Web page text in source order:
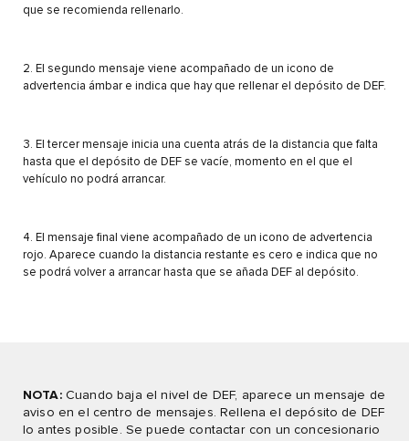
que se recomienda rellenarlo.
2. El segundo mensaje viene acompañado de un icono de
advertencia ámbar e indica que hay que rellenar el depósito de DEF.
3. El tercer mensaje inicia una cuenta atrás de la distancia que falta
hasta que el depósito de DEF se vacíe, momento en el que el
vehículo no podrá arrancar.
4. El mensaje final viene acompañado de un icono de advertencia
rojo. Aparece cuando la distancia restante es cero e indica que no
se podrá volver a arrancar hasta que se añada DEF al depósito.
NOTA: Cuando baja el nivel de DEF, aparece un mensaje de
aviso en el centro de mensajes. Rellena el depósito de DEF
lo antes posible. Se puede contactar con un concesionario